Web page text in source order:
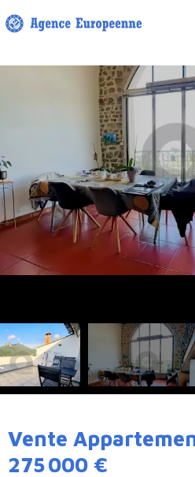
Vente
275 000 €